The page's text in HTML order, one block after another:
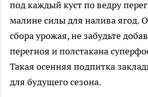
под каждый куст по ведру
малине силы для налива ягод.
сбора урожая, не забудьте
перегноя и полстакана
Такая осенняя подпитка
для будущего сезона.